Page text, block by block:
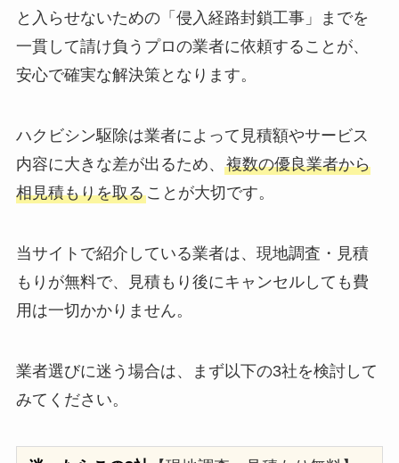
と入らせないための「侵入経路封鎖工事」までを
一貫して請け負うプロの業者に依頼することが、
安心で確実な解決策となります。
ハクビシン駆除は業者によって見積額やサービス
内容に大きな差が出るため、 複数の優良業者から
相見積もりを取ることが大切です。
当サイトで紹介している業者は、現地調査・見積
もりが無料で、見積もり後にキャンセルしても費
用は一切かかりません。
業者選びに迷う場合は、まず以下の3社を検討して
みてください。